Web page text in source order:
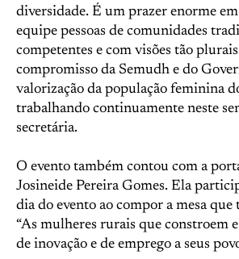
diversidade. É um prazer enorme
equipe pessoas de comunidades
competentes e com visões tão
compromisso da Semudh e do
valorização da população feminina
trabalhando continuamente neste
secretária.
O evento também contou com a
Josineide Pereira Gomes. Ela
dia do evento ao compor a mesa
“As mulheres rurais que constroem
de inovação e de emprego a seus